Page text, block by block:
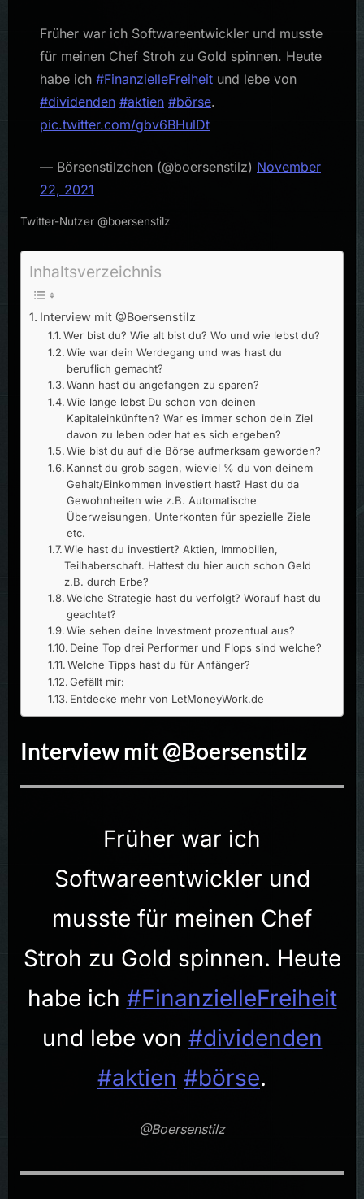
Früher war ich Softwareentwickler und musste
für meinen Chef Stroh zu Gold spinnen. Heute
habe ich #FinanzielleFreiheit und lebe von
#dividenden #aktien #börse.
pic.twitter.com/gbv6BHulDt
— Börsenstilzchen (@boersenstilz) November
22, 2021
Twitter-Nutzer @boersenstilz
Inhaltsverzeichnis
Interview mit @Boersenstilz
Wer bist du? Wie alt bist du? Wo und wie lebst du?
Wie war dein Werdegang und was hast du
beruflich gemacht?
Wann hast du angefangen zu sparen?
Wie lange lebst Du schon von deinen
Kapitaleinkünften? War es immer schon dein Ziel
davon zu leben oder hat es sich ergeben?
Wie bist du auf die Börse aufmerksam geworden?
Kannst du grob sagen, wieviel % du von deinem
Gehalt/Einkommen investiert hast? Hast du da
Gewohnheiten wie z.B. Automatische
Überweisungen, Unterkonten für spezielle Ziele
etc.
Wie hast du investiert? Aktien, Immobilien,
Teilhaberschaft. Hattest du hier auch schon Geld
z.B. durch Erbe?
Welche Strategie hast du verfolgt? Worauf hast du
geachtet?
Wie sehen deine Investment prozentual aus?
Deine Top drei Performer und Flops sind welche?
Welche Tipps hast du für Anfänger?
Gefällt mir:
Entdecke mehr von LetMoneyWork.de
Interview mit @Boersenstilz
Früher war ich
Softwareentwickler und
musste für meinen Chef
Stroh zu Gold spinnen. Heute
habe ich #FinanzielleFreiheit
und lebe von #dividenden
#aktien #börse.
@Boersenstilz